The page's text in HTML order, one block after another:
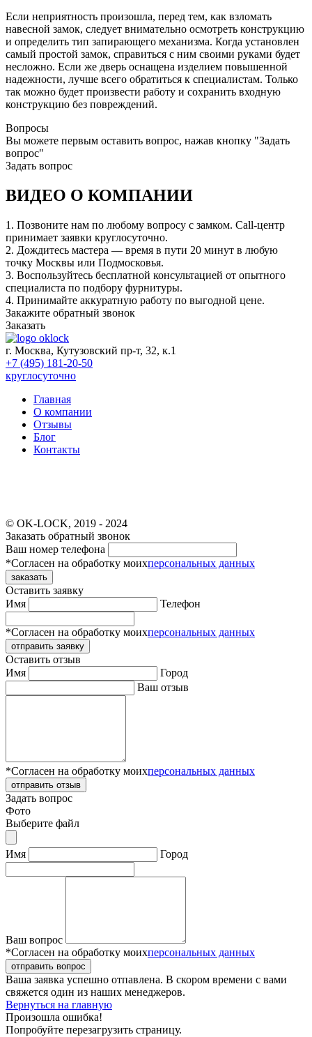
Если неприятность произошла, перед тем, как взломать
навесной замок, следует внимательно осмотреть конструкцию
и определить тип запирающего механизма. Когда установлен
самый простой замок, справиться с ним своими руками будет
несложно. Если же дверь оснащена изделием повышенной
надежности, лучше всего обратиться к специалистам. Только
так можно будет произвести работу и сохранить входную
конструкцию без повреждений.
Вопросы
Вы можете первым оставить вопрос, нажав кнопку "Задать
вопрос"
Задать вопрос
ВИДЕО О КОМПАНИИ
1. Позвоните нам по любому вопросу с замком. Call-центр
принимает заявки круглосуточно.
2. Дождитесь мастера — время в пути 20 минут в любую
точку Москвы или Подмосковья.
3. Воспользуйтесь бесплатной консультацией от опытного
специалиста по подбору фурнитуры.
4. Принимайте аккуратную работу по выгодной цене.
Закажите обратный звонок
Заказать
г. Москва, Кутузовский пр-т, 32, к.1
+7 (495) 181-20-50
круглосуточно
Главная
О компании
Отзывы
Блог
Контакты
©️ OK-LOCK, 2019 - 2024
Заказать обратный звонок
Ваш номер телефона
*Согласен на обработку моихперсональных данных
заказать
Оставить заявку
Имя
Телефон
*Согласен на обработку моихперсональных данных
отправить заявку
Оставить отзыв
Имя
Город
Ваш отзыв
*Согласен на обработку моихперсональных данных
отправить отзыв
Задать вопрос
Фото
Выберите файл
Имя Город
Ваш вопрос
*Согласен на обработку моихперсональных данных
отправить вопрос
Ваша заявка успешно отпавлена. В скором времени с вами
свяжется один из наших менеджеров.
Вернуться на главную
Произошла ошибка!
Попробуйте перезагрузить страницу.